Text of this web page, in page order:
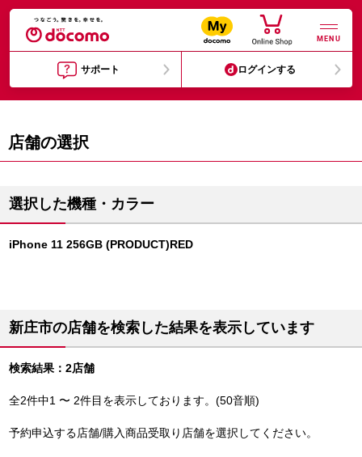
MENU
サポート ログインする
店舗の選択
選択した機種・カラー
iPhone 11 256GB (PRODUCT)RED
新庄市の店舗を検索した結果を表示しています
検索結果：2店舗
全2件中1 〜 2件目を表示しております。(50音順)
予約申込する店舗/購入商品受取り店舗を選択してください。